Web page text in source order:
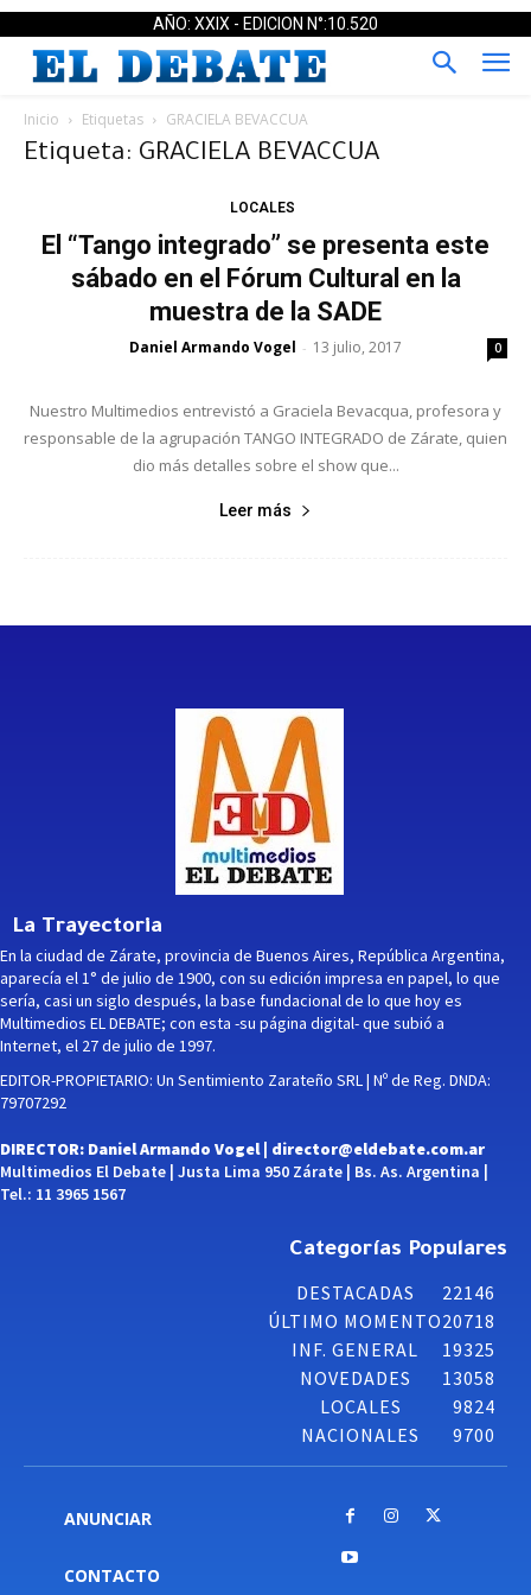
AÑO: XXIX - EDICION N°:10.520
Inicio Etiquetas GRACIELA BEVACCUA
Etiqueta: GRACIELA BEVACCUA
LOCALES
El “Tango integrado” se presenta este
sábado en el Fórum Cultural en la
muestra de la SADE
Daniel Armando Vogel - 13 julio, 2017 0
Nuestro Multimedios entrevistó a Graciela Bevacqua, profesora y
responsable de la agrupación TANGO INTEGRADO de Zárate, quien
dio más detalles sobre el show que...
Leer más
La Trayectoria
En la ciudad de Zárate, provincia de Buenos Aires, República Argentina,
aparecía el 1° de julio de 1900, con su edición impresa en papel, lo que
sería, casi un siglo después, la base fundacional de lo que hoy es
Multimedios EL DEBATE; con esta -su página digital- que subió a
Internet, el 27 de julio de 1997.
EDITOR-PROPIETARIO: Un Sentimiento Zarateño SRL | Nº de Reg. DNDA:
79707292
DIRECTOR: Daniel Armando Vogel | director@eldebate.com.ar
Multimedios El Debate | Justa Lima 950 Zárate | Bs. As. Argentina |
Tel.: 11 3965 1567
Categorías Populares
DESTACADAS
22146
ÚLTIMO MOMENTO20718
INF. GENERAL
19325
NOVEDADES
13058
LOCALES
9824
NACIONALES
9700
ANUNCIAR
CONTACTO